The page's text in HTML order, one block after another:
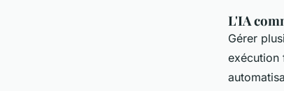
L'IA
Gérer
exécution